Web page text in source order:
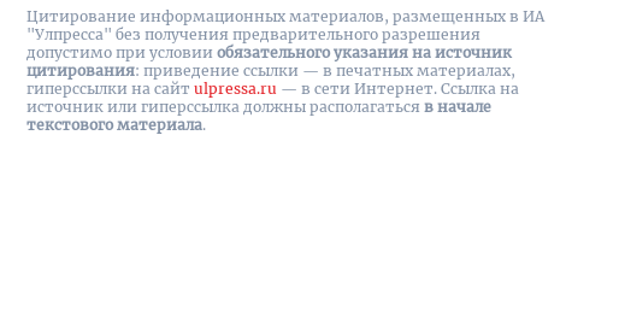
Цитирование информационных материалов, размещенных в ИА
"Улпресса" без получения предварительного разрешения
допустимо при условии обязательного указания на источник
цитирования: приведение ссылки — в печатных материалах,
гиперссылки на cайт ulpressa.ru — в сети Интернет. Ссылка на
источник или гиперссылка должны располагаться в начале
текстового материала.